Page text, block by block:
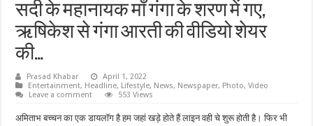
सदी के महानायक माँ गंगा के शरण में गए,
ऋषिकेश से गंगा आरती की वीडियो शेयर
की…
Prasad Khabar
April 1, 2022
Entertainment, Headline, Lifestyle, News, Newspaper, Photo,Video
Leave a comment
553 Views
अमिताभ बच्चन का एक डायलॉग है हम जहां खड़े होते हैं लाइन वही चे शुरू होती है। फिर भी